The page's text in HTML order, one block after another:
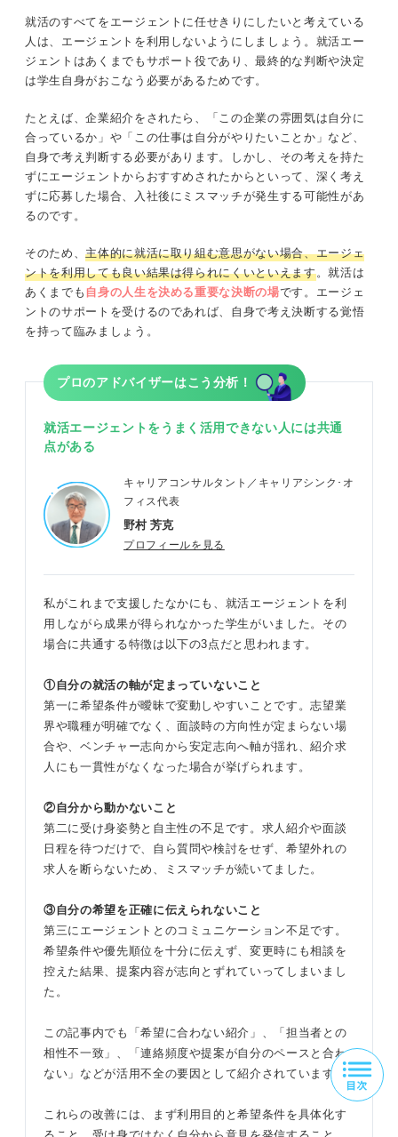
就活のすべてをエージェントに任せきりにしたいと考えている
人は、エージェントを利用しないようにしましょう。就活エー
ジェントはあくまでもサポート役であり、最終的な判断や決定
は学生自身がおこなう必要があるためです。
たとえば、企業紹介をされたら、「この企業の雰囲気は自分に
合っているか」や「この仕事は自分がやりたいことか」など、
自身で考え判断する必要があります。しかし、その考えを持た
ずにエージェントからおすすめされたからといって、深く考え
ずに応募した場合、入社後にミスマッチが発生する可能性があ
るのです。
そのため、主体的に就活に取り組む意思がない場合、エージェ
ントを利用しても良い結果は得られにくいといえます。就活は
あくまでも 自身の人生を決める重要な決断の場です。エージェ
ントのサポートを受けるのであれば、自身で考え決断する覚悟
を持って臨みましょう。
プロのアドバイザーはこう分析！
就活エージェントをうまく活用できない人には共通
点がある
キャリアコンサルタント／キャリアシンク･オ
フィス代表
野村 芳克
プロフィールを見る
私がこれまで支援したなかにも、就活エージェントを利
用しながら成果が得られなかった学生がいました。その
場合に共通する特徴は以下の3点だと思われます。
①自分の就活の軸が定まっていないこと
第一に希望条件が曖昧で変動しやすいことです。志望業
界や職種が明確でなく、面談時の方向性が定まらない場
合や、ベンチャー志向から安定志向へ軸が揺れ、紹介求
人にも一貫性がなくなった場合が挙げられます。
②自分から動かないこと
第二に受け身姿勢と自主性の不足です。求人紹介や面談
日程を待つだけで、自ら質問や検討をせず、希望外れの
求人を断らないため、ミスマッチが続いてました。
③自分の希望を正確に伝えられないこと
第三にエージェントとのコミュニケーション不足です。
希望条件や優先順位を十分に伝えず、変更時にも相談を
控えた結果、提案内容が志向とずれていってしまいまし
た。
この記事内でも「希望に合わない紹介」、「担当者との
相性不一致」、「連絡頻度や提案が自分のペースと合わ
ない」などが活用不全の要因として紹介されています。
これらの改善には、まず利用目的と希望条件を具体化す